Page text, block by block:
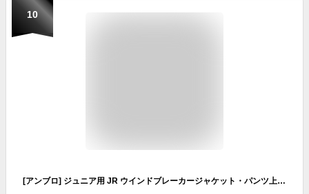
10
[アンブロ] ジュニア用 JR ウインドブレーカージャケット・パンツ上下セット UUJUJF41/UUJUJG41 裏地:トリコット起毛 (140, BLKxBLK ブラック)